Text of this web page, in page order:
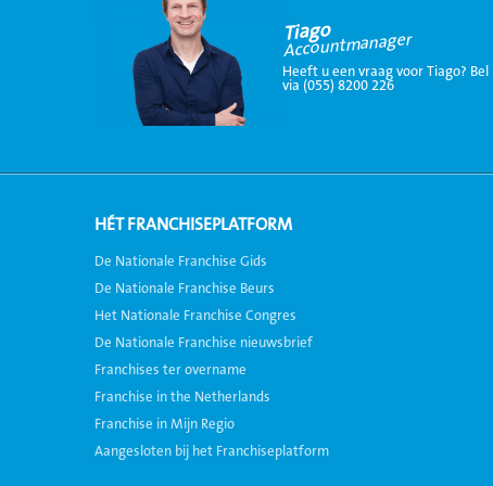
Tiago
Accountmanager
Heeft u een vraag voor Tiago? Bel
via (055) 8200 226
HÉT FRANCHISEPLATFORM
De Nationale Franchise Gids
De Nationale Franchise Beurs
Het Nationale Franchise Congres
De Nationale Franchise nieuwsbrief
Franchises ter overname
Franchise in the Netherlands
Franchise in Mijn Regio
Aangesloten bij het Franchiseplatform